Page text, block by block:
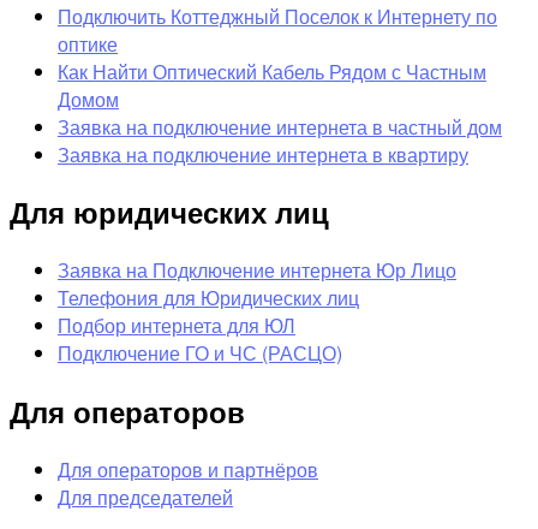
Подключить Коттеджный Поселок к Интернету по
оптике
Как Найти Оптический Кабель Рядом с Частным
Домом
Заявка на подключение интернета в частный дом
Заявка на подключение интернета в квартиру
Для юридических лиц
Заявка на Подключение интернета Юр Лицо
Телефония для Юридических лиц
Подбор интернета для ЮЛ
Подключение ГО и ЧС (РАСЦО)
Для операторов
Для операторов и партнёров
Для председателей